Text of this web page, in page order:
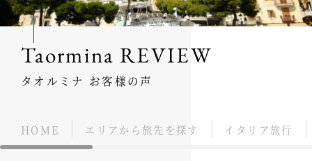
Taormina REVIEW
タオルミナ お客様の声
HOME エリアから旅先を探す イタリア旅行